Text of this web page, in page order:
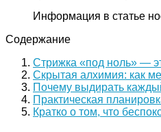
Информация в статье
Содержание
Стрижка «под ноль» —
Скрытая алхимия: как
Почему выдирать
Практическая
Кратко о том, что